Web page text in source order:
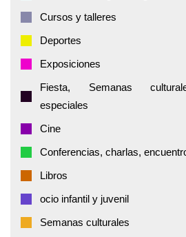
Cursos y talleres
Deportes
Exposiciones
Fiesta, Semanas
especiales
Cine
Conferencias, charlas,
Libros
ocio infantil y juvenil
Semanas culturales